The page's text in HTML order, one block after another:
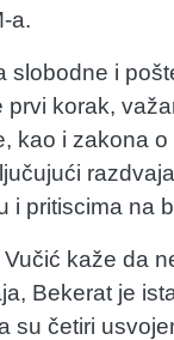
a.
i
korak,
kao i zakona
pritiscima na
kaže da
Bekerat je
su četiri